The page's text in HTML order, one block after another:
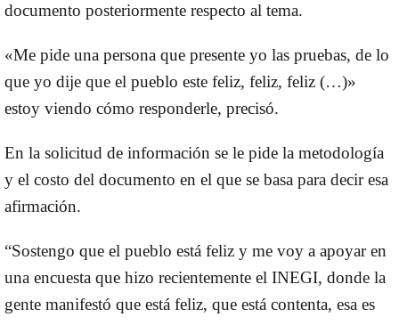
documento posteriormente respecto al tema.
«Me pide una persona que presente yo las pruebas, de lo
que yo dije que el pueblo este feliz, feliz, feliz (…)»
estoy viendo cómo responderle, precisó.
En la solicitud de información se le pide la metodología
y el costo del documento en el que se basa para decir esa
afirmación.
“Sostengo que el pueblo está feliz y me voy a apoyar en
una encuesta que hizo recientemente el INEGI, donde la
gente manifestó que está feliz, que está contenta, esa es